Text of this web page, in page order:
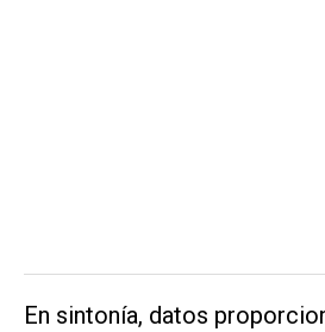
En sintonía, datos